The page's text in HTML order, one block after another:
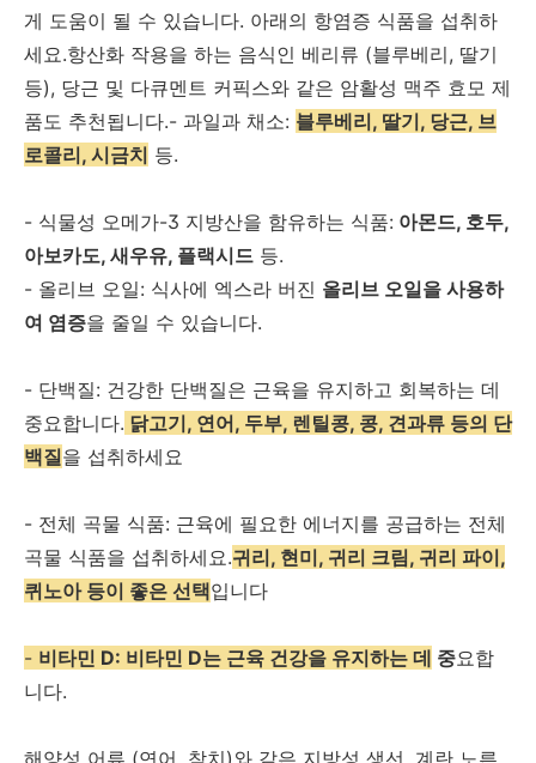
게 도움이 될 수 있습니다. 아래의 항염증 식품을 섭취하
세요.항산화 작용을 하는 음식인 베리류 (블루베리, 딸기
등), 당근 및 다큐멘트 커픽스와 같은 암활성 맥주 효모 제
품도 추천됩니다.- 과일과 채소: 블루베리, 딸기, 당근, 브
로콜리, 시금치 등.
- 식물성 오메가-3 지방산을 함유하는 식품: 아몬드, 호두,
아보카도, 새우유, 플랙시드 등.
- 올리브 오일: 식사에 엑스라 버진 올리브 오일을 사용하
여 염증을 줄일 수 있습니다.
- 단백질: 건강한 단백질은 근육을 유지하고 회복하는 데
중요합니다. 닭고기, 연어, 두부, 렌틸콩, 콩, 견과류 등의 단
백질을 섭취하세요
- 전체 곡물 식품: 근육에 필요한 에너지를 공급하는 전체
곡물 식품을 섭취하세요.귀리, 현미, 귀리 크림, 귀리 파이,
퀴노아 등이 좋은 선택입니다
- 비타민 D: 비타민 D는 근육 건강을 유지하는 데 중요합
니다.
해양성 어류 (연어, 참치)와 같은 지방성 생선, 계란 노른